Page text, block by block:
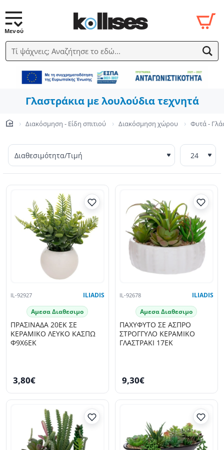
Τί ψάχνεις; Αναζήτησε το εδώ...
Γλαστράκια με λουλούδια τεχνητά
Διακόσμηση - Είδη σπιτιού Διακόσμηση χώρου Φυτά -
IL-92927 ILIADIS
Αμεσα Διαθεσιμο
ΠΡΑΣΙΝΑΔΑ 20ΕΚ ΣΕ
ΚΕΡΑΜΙΚΟ ΛΕΥΚΟ ΚΑΣΠΩ
Φ9Χ6ΕΚ
3,80€
IL-92678 ILIADIS
Αμεσα Διαθεσιμο
ΠΑΧΥΦΥΤΟ ΣΕ ΑΣΠΡΟ
ΣΤΡΟΓΓΥΛΟ ΚΕΡΑΜΙΚΟ
ΓΛΑΣΤΡΑΚΙ 17ΕΚ
9,30€